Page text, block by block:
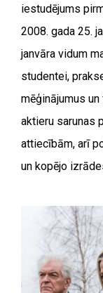
iestudējums
2008. gada 25.
janvāra vidum
studentei,
mēģinājumus
aktieru sarunas
attiecībām, arī
un kopējo